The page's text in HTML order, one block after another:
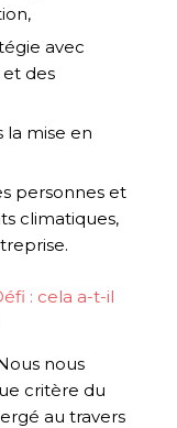
avec
des
la mise en
personnes et
climatiques,
: cela a-t-il
nous
critère du
au travers